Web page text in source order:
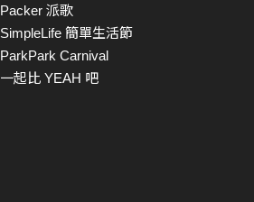
Packer 派歌
SimpleLife 簡單生活節
ParkPark Carnival
一起比 YEAH 吧